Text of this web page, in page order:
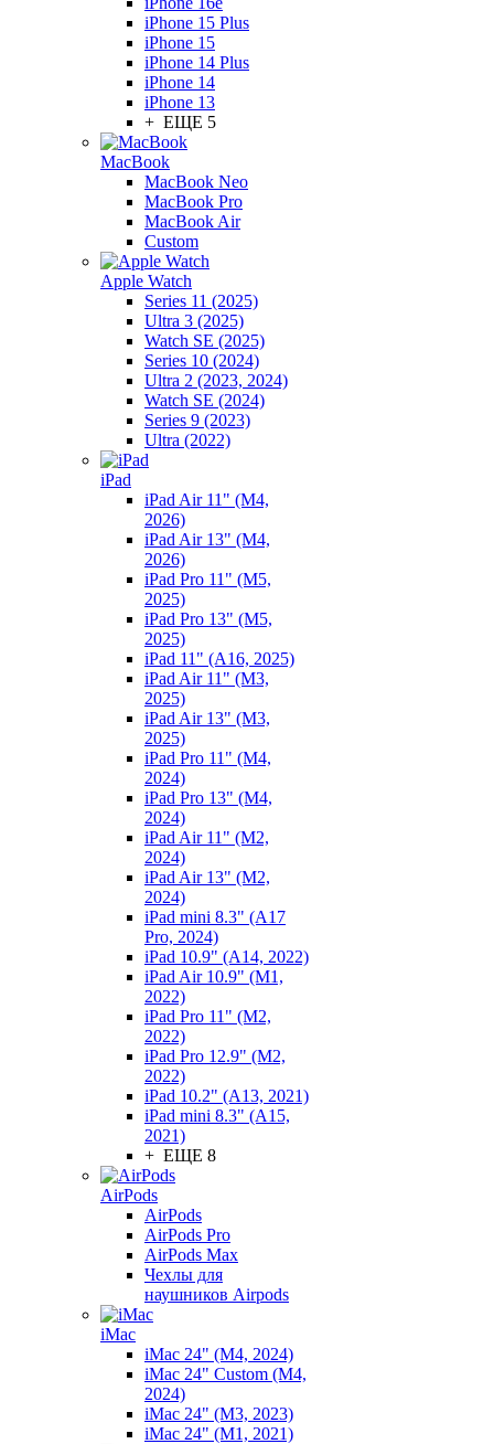
iPhone 15 Plus
iPhone 15
iPhone 14 Plus
iPhone 14
iPhone 13
+ ЕЩЕ 5
MacBook
MacBook Neo
MacBook Pro
MacBook Air
Custom
Apple Watch
Series 11 (2025)
Ultra 3 (2025)
Watch SE (2025)
Series 10 (2024)
Ultra 2 (2023, 2024)
Watch SE (2024)
Series 9 (2023)
Ultra (2022)
iPad
iPad Air 11" (M4,
2026)
iPad Air 13" (M4,
2026)
iPad Pro 11" (M5,
2025)
iPad Pro 13" (M5,
2025)
iPad 11" (A16, 2025)
iPad Air 11" (M3,
2025)
iPad Air 13" (M3,
2025)
iPad Pro 11" (M4,
2024)
iPad Pro 13" (M4,
2024)
iPad Air 11" (M2,
2024)
iPad Air 13" (M2,
2024)
iPad mini 8.3" (A17
Pro, 2024)
iPad 10.9" (A14, 2022)
iPad Air 10.9" (M1,
2022)
iPad Pro 11" (M2,
2022)
iPad Pro 12.9" (M2,
2022)
iPad 10.2" (A13, 2021)
iPad mini 8.3" (A15,
2021)
+ ЕЩЕ 8
AirPods
AirPods
AirPods Pro
AirPods Max
Чехлы для
наушников Airpods
iMac
iMac 24" (M4, 2024)
iMac 24" Custom (M4,
2024)
iMac 24" (M3, 2023)
iMac 24" (M1, 2021)